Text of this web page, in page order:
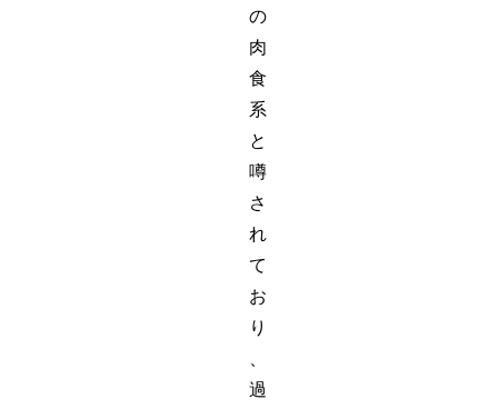
の
肉
食
系
と
噂
さ
れ
て
お
り
過